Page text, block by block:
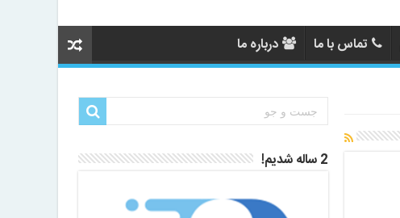
تماس با ما درباره ما
2 ساله شدیم!